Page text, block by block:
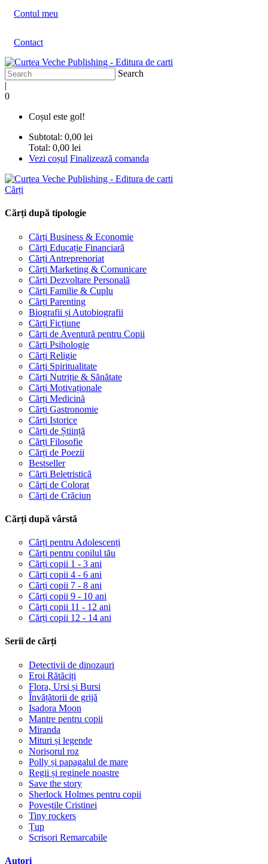
Contul meu
Contact
Search
|
0
Coșul este gol!
Subtotal: 0,00 lei
Total: 0,00 lei
Vezi coșul Finalizează comanda
Cărți
Cărți după tipologie
Cărți Business & Economie
Cărți Educație Financiară
Cărți Antreprenoriat
Cărți Marketing & Comunicare
Cărți Dezvoltare Personală
Cărți Familie & Cuplu
Cărți Parenting
Biografii și Autobiografii
Cărți Ficțiune
Cărți de Aventură pentru Copii
Cărți Psihologie
Cărți Religie
Cărți Spiritualitate
Cărți Nutriție & Sănătate
Cărți Motivaționale
Cărți Medicină
Cărți Gastronomie
Cărți Istorice
Cărți de Știință
Cărți Filosofie
Cărți de Poezii
Bestseller
Cărți Beletristică
Cărți de Colorat
Cărți de Crăciun
Cărți după vârstă
Cărți pentru Adolescenți
Cărți pentru copilul tău
Cărți copii 1 - 3 ani
Cărți copii 4 - 6 ani
Cărți copii 7 - 8 ani
Cărți copii 9 - 10 ani
Cărți copii 11 - 12 ani
Cărți copii 12 - 14 ani
Serii de cărți
Detectivii de dinozauri
Eroi Rătăciți
Flora, Ursi și Bursi
Învățătorii de grijă
Isadora Moon
Mantre pentru copii
Miranda
Mituri și legende
Norișorul roz
Polly și papagalul de mare
Regii și reginele noastre
Save the story
Sherlock Holmes pentru copii
Poveștile Cristinei
Tiny rockers
Țup
Scrisori Remarcabile
Autori